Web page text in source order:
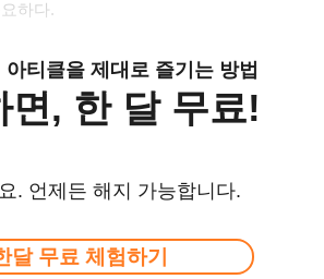
하다 .
아티클을 제대로 즐기는 방법
면, 한 달 무료!
. 언제든 해지 가능합니다.
달 무료 체험하기